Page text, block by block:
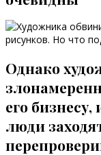
Однако
его бизнесу,
люди